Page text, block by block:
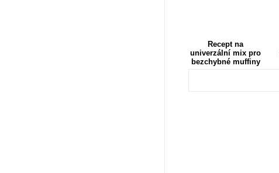
Recept na
univerzální mix pro
bezchybné muffiny